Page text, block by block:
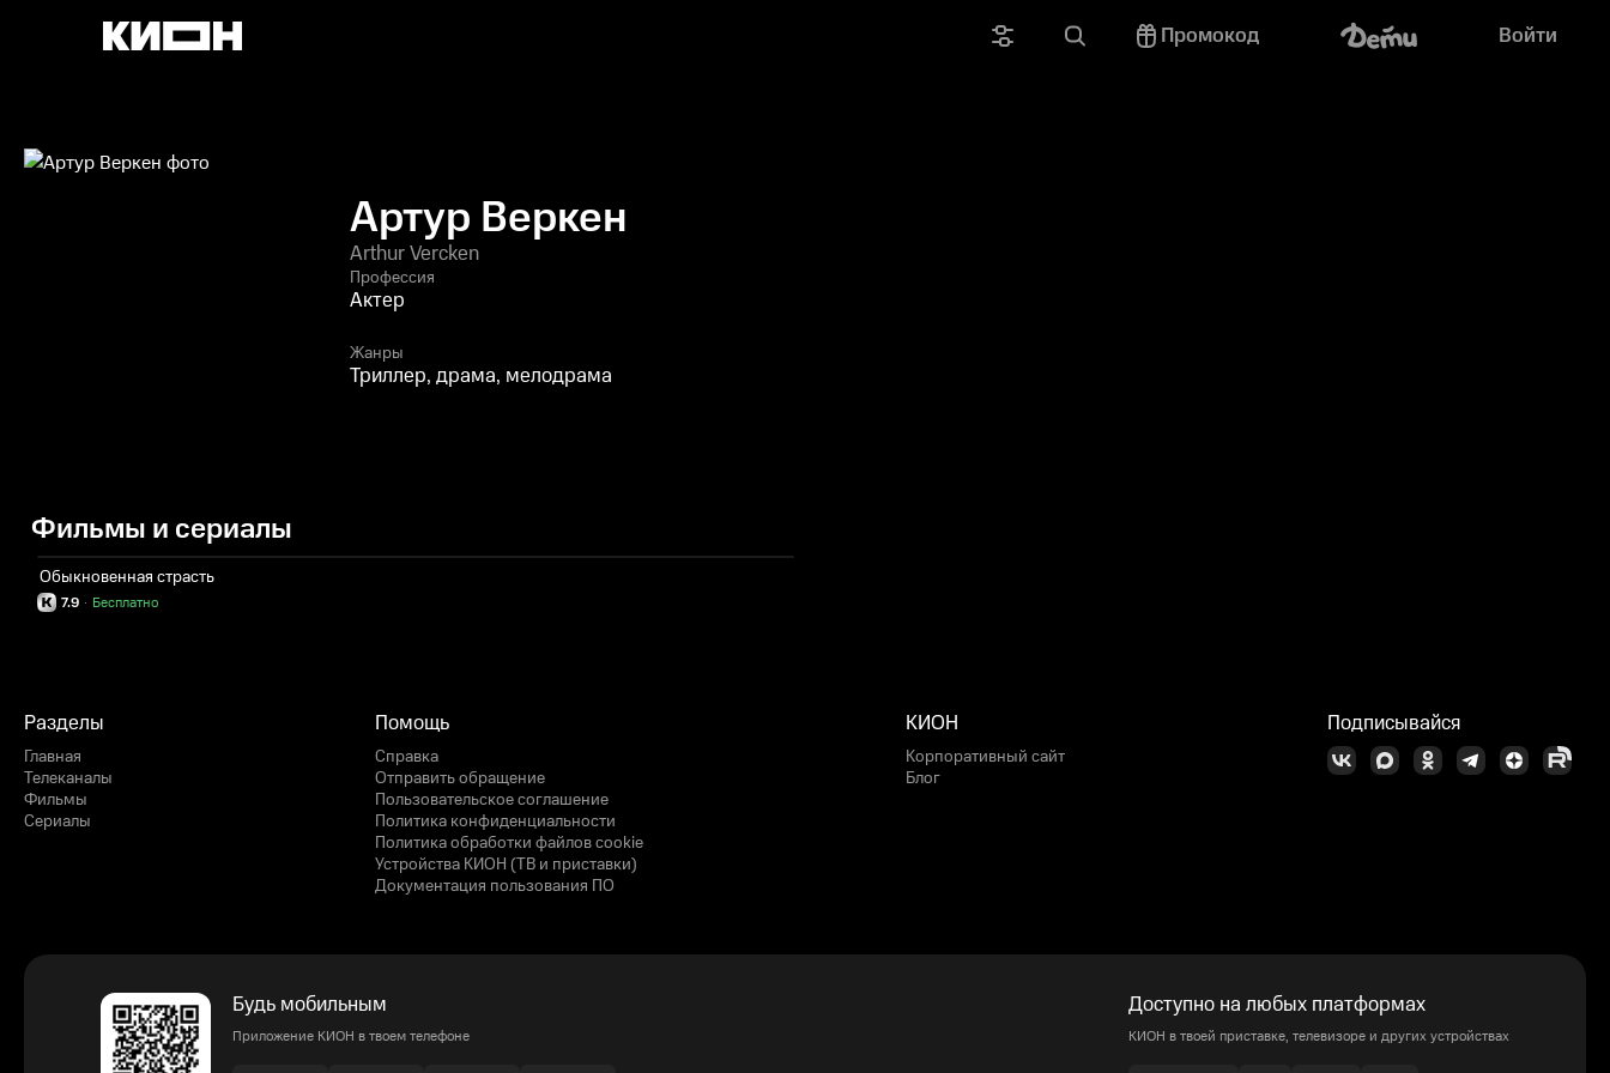
Промокод Войти
Артур Веркен
Arthur Vercken
Профессия
Актер
Жанры
Триллер, драма, мелодрама
Фильмы и сериалы
Обыкновенная страсть
7.9 Бесплатно
·
Разделы
Главная
Телеканалы
Фильмы
Сериалы
Помощь
Справка
Отправить обращение
Пользовательское соглашение
Политика конфиденциальности
Политика обработки файлов cookie
Устройства КИОН (ТВ и приставки)
Документация пользования ПО
КИОН
Корпоративный сайт
Блог
Подписывайся
Будь мобильным
Приложение КИОН в твоем телефоне
Доступно на любых платформах
КИОН в твоей приставке, телевизоре и других устройствах